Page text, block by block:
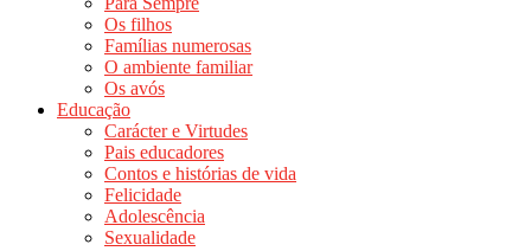
Os filhos
Famílias numerosas
O ambiente familiar
Os avós
Educação
Carácter e Virtudes
Pais educadores
Contos e histórias de vida
Felicidade
Adolescência
Sexualidade